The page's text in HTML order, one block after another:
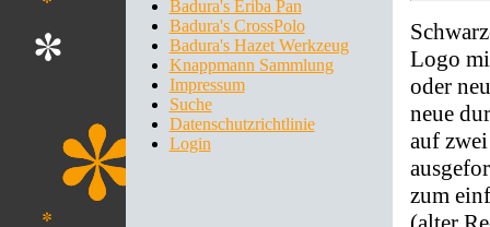
Badura's Eriba Pan
Badura's CrossPolo
Badura's Hazet Werkzeug
Knappmann Sammlung
Impressum
Suche
Datenschutzrichtlinie
Login
Logo
oder
neue
auf
zum